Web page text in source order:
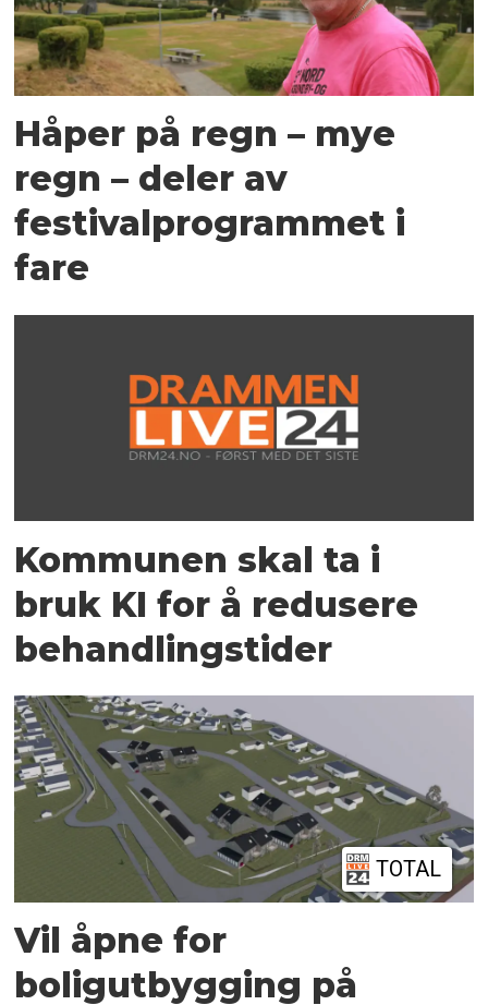
Håper på regn – mye
regn – deler av
festivalprogrammet i
fare
Kommunen skal ta i
bruk KI for å redusere
behandlingstider
TOTAL
Vil åpne for
boligutbygging på